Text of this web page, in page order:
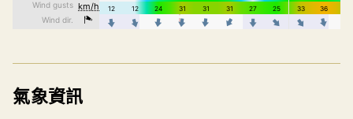
氣象資訊